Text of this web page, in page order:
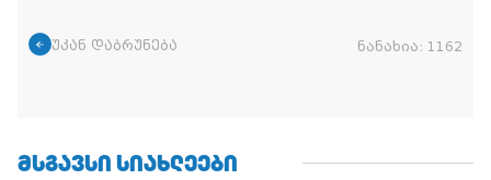
უკან დაბრუნება ნანახია: 1162
ᲛᲡᲒᲐᲕᲡᲘ ᲡᲘᲐᲮᲚᲔᲔᲑᲘ